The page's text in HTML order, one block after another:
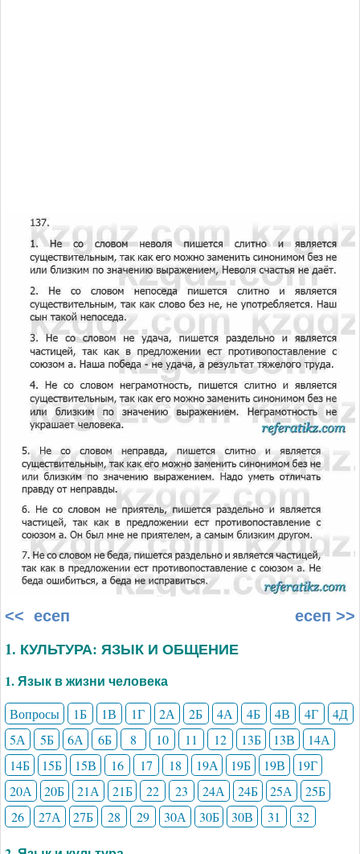
<< есеп есеп >>
1. КУЛЬТУРА: ЯЗЫК И ОБЩЕНИЕ
1. Язык в жизни человека
Вопросы 1Б 1В 1Г 2А 2Б 4А 4Б 4В 4Г
4Д
5А
5Б 6А 6Б 8 10 11 12 13Б 13В
14А
14Б
15Б 15В 16 17 18 19А 19Б 19В
19Г
20А
20Б 21А 21Б 22 23 24А 24Б 25А
25Б
26
27А 27Б 28 29 30А 30Б 30В 31 32